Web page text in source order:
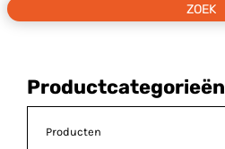
ZOEK
Productcategorieën